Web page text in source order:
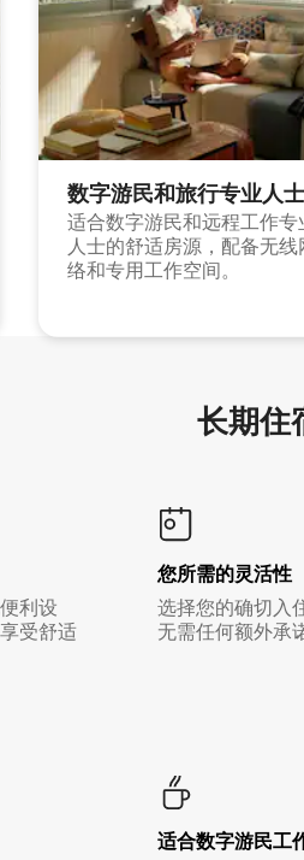
数字游民和旅行专业人士
适合数字游民和远程工作专
人士的舒适房源，配备无线
络和专用工作空间。
长期住
利设
受舒适
您所需的灵活性
选择您的确切入
无需任何额外承
适合数字游民工